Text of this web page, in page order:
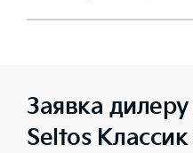
Заявка
Seltos Классик